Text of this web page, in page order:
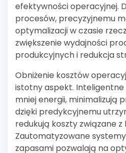
efektywności operacyjnej.
procesów, precyzyjnemu
optymalizacji w czasie
zwiększenie wydajności
produkcyjnych i redukcja
Obniżenie kosztów
istotny aspekt. Inteligentne
mniej energii, minimalizują
dzięki predykcyjnemu
redukują koszty związane z
Zautomatyzowane
zapasami pozwalają na